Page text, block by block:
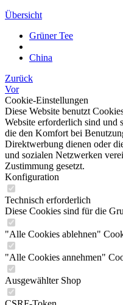
Übersicht
Grüner Tee
China
Zurück
Vor
Cookie-Einstellungen
Diese Website benutzt
Website erforderlich sind und
die den Komfort bei
Direktwerbung dienen oder
und sozialen Netzwerken
Zustimmung gesetzt.
Konfiguration
Technisch erforderlich
Diese Cookies sind für die
"Alle Cookies ablehnen"
"Alle Cookies annehmen"
Ausgewählter Shop